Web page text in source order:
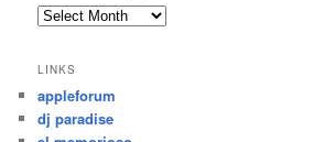
archives
난
글
LINKS
appleforum
dj paradise